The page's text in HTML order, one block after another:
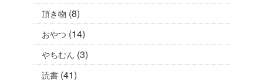
頂き物 (8)
おやつ (14)
やちむん (3)
読書 (41)